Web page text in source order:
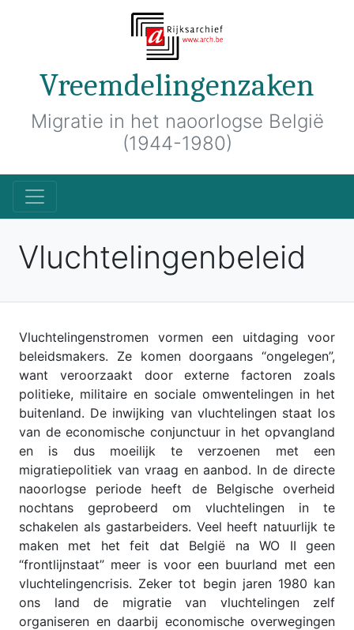
Vreemdelingenzaken
Migratie in het naoorlogse België
(1944-1980)
Vluchtelingenbeleid
Vluchtelingenstromen vormen een uitdaging voor
beleidsmakers. Ze komen doorgaans “ongelegen”,
want veroorzaakt door externe factoren zoals
politieke, militaire en sociale omwentelingen in het
buitenland. De inwijking van vluchtelingen staat los
van de economische conjunctuur in het opvangland
en is dus moeilijk te verzoenen met een
migratiepolitiek van vraag en aanbod. In de directe
naoorlogse periode heeft de Belgische overheid
nochtans geprobeerd om vluchtelingen in te
schakelen als gastarbeiders. Veel heeft natuurlijk te
maken met het feit dat België na WO II geen
“frontlijnstaat” meer is voor een buurland met een
vluchtelingencrisis. Zeker tot begin jaren 1980 kan
ons land de migratie van vluchtelingen zelf
organiseren en daarbij economische overwegingen